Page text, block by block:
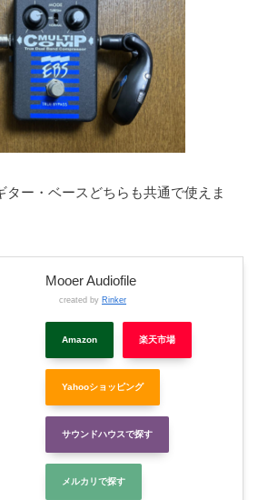
ター・ベースどちらも共通で使えま
Mooer Audiofile
created by Rinker
Amazon 楽天市場
Yahooショッピング
サウンドハウスで探す
メルカリで探す